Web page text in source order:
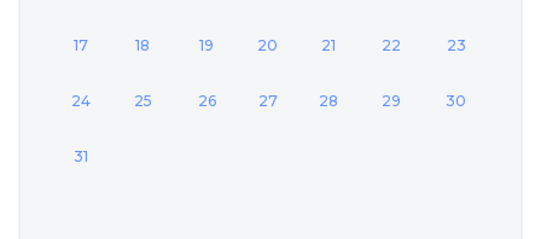
17 18 19 20 21 22 23
24 25 26 27 28 29 30
31